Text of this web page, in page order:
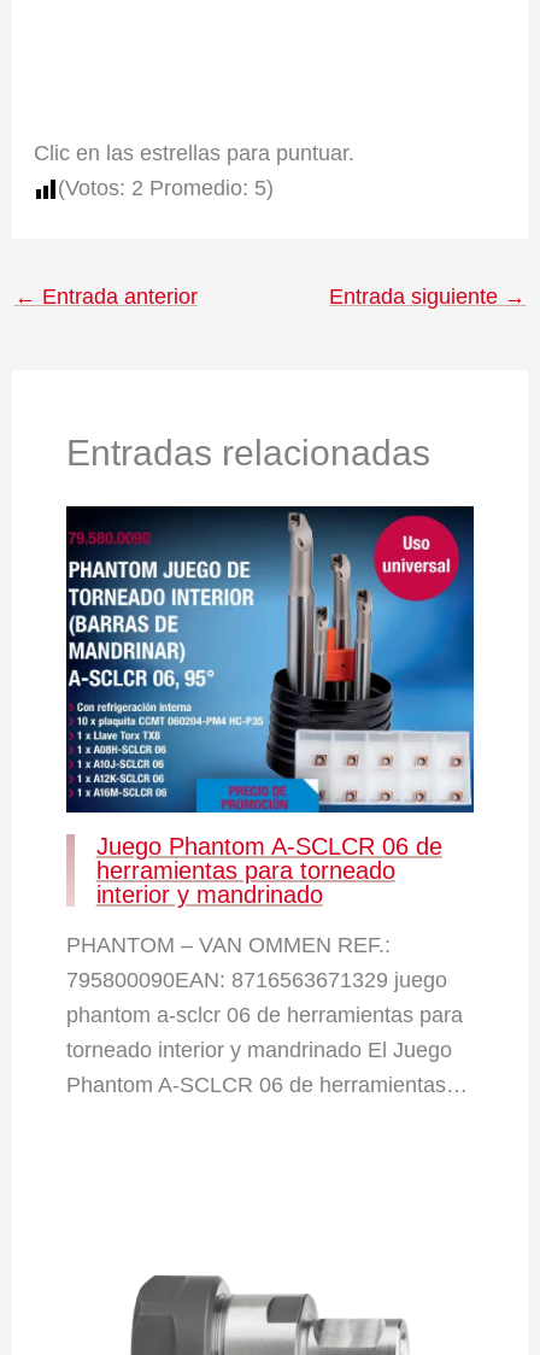
Clic en las estrellas para puntuar.
(Votos: 2 Promedio: 5)
← Entrada anterior Entrada siguiente →
Entradas relacionadas
Juego Phantom A-SCLCR 06 de
herramientas para torneado
interior y mandrinado
PHANTOM – VAN OMMEN REF.:
795800090EAN: 8716563671329 juego
phantom a-sclcr 06 de herramientas para
torneado interior y mandrinado El Juego
Phantom A-SCLCR 06 de herramientas…